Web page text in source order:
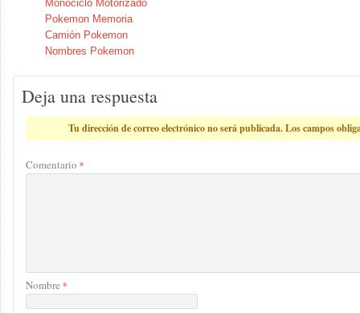
Monociclo Motorizado
Pokemon Memoria
Camión Pokemon
Nombres Pokemon
Deja una respuesta
Tu dirección de correo electrónico no será publicada.Los campos
Comentario *
Nombre *